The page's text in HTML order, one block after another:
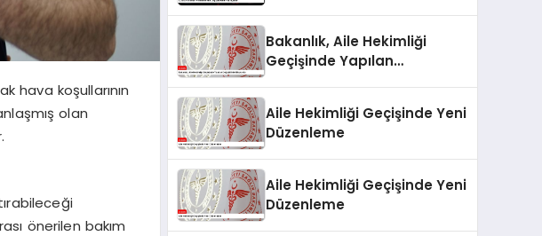
hava koşullarının
olan
önerilen bakım
Bakanlık, Aile Hekimliği
Geçişinde Yapılan
Aile Hekimliği Geçişinde Yeni
Düzenleme
Aile Hekimliği Geçişinde Yeni
Düzenleme